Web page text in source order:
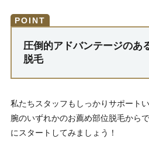
圧倒的アドバンテージのあ
脱毛
私たちスタッフもしっかりサポート
腕のいずれかのお薦め部位脱毛から
にスタートしてみましょう！